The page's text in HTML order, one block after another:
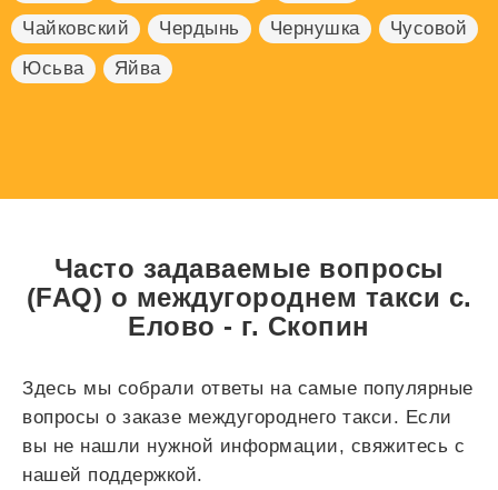
Чайковский
Чердынь Чернушка
Чусовой
Юсьва
Яйва
Часто задаваемые вопросы
(FAQ) о междугороднем такси с.
Елово - г. Скопин
Здесь мы собрали ответы на самые популярные
вопросы о заказе междугороднего такси. Если
вы не нашли нужной информации, свяжитесь с
нашей поддержкой.